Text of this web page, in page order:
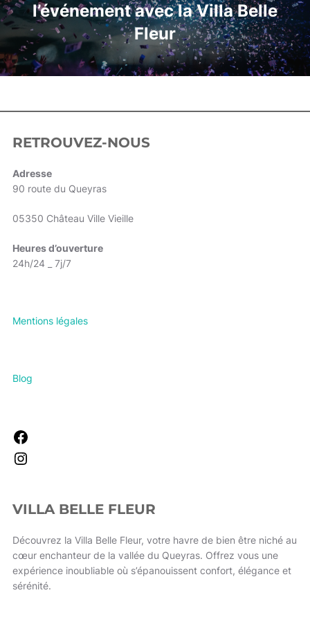
l’événement avec la Villa Belle
Fleur
RETROUVEZ-NOUS
Adresse
90 route du Queyras
05350 Château Ville Vieille
Heures d’ouverture
24h/24 _ 7j/7
Mentions légales
Blog
VILLA BELLE FLEUR
Découvrez la Villa Belle Fleur, votre havre de bien être niché au
cœur enchanteur de la vallée du Queyras. Offrez vous une
expérience inoubliable où s’épanouissent confort, élégance et
sérénité.